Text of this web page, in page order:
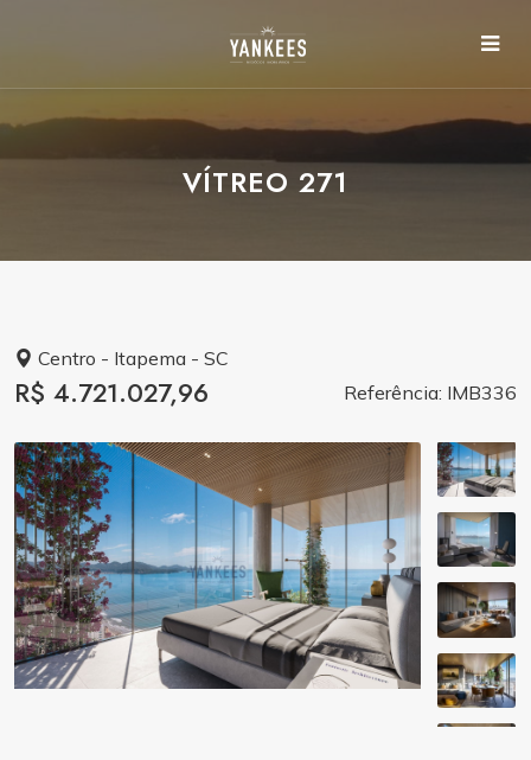
VÍTREO 271
Centro - Itapema - SC
R$ 4.721.027,96 Referência: IMB336